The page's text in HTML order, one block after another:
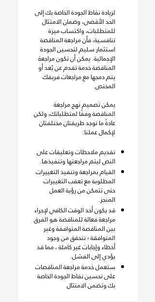
لزيادة نقاط الجودة الخاصة بك إلى
الحد الأقصى، وضمان الامتثال
للمتطلبات، واكتساب ميزة
تنافسية، فأن مراجعة المناقصة
استثمار سليم لتحسين الجودة
الإجمالية. يمكن أن تكون مراجعة
المناقصة خدمة تقدم عن بُعد أو
يتم دمجها مع مراجعات فريقك
المختص.
يمكن تصميم نهج مراجعة
المناقصة وفقًا لمتطلباتك، ولكن
عادةً ما توجد طريقتان مختلفتان
لإكمال عملنا:
تقديم ملاحظات وتعليقات على
النص ليتم مراجعتها وتنفيذها.
القيام بمراجعة وتنفيذ التغييرات
المطلوبة مع تعقب التغييرات
حتى تتمكن من رؤية العمل
المنجز.
قد يكون أخذ الوقت الكافي لإجراء
مراجعة فعالة للمناقصة هو الفرق
بين المناقصة المتوافقة وغير
المتوافقة ؛ نتحقق من وجود
أخطاء وإجابات غير كاملة ، مما قد
يؤدي إلى الفشل.
ستعمل خدمة مراجعة المناقصات
على تحسين نقاط الجودة الخاصة
بك وتضمن الامتثال